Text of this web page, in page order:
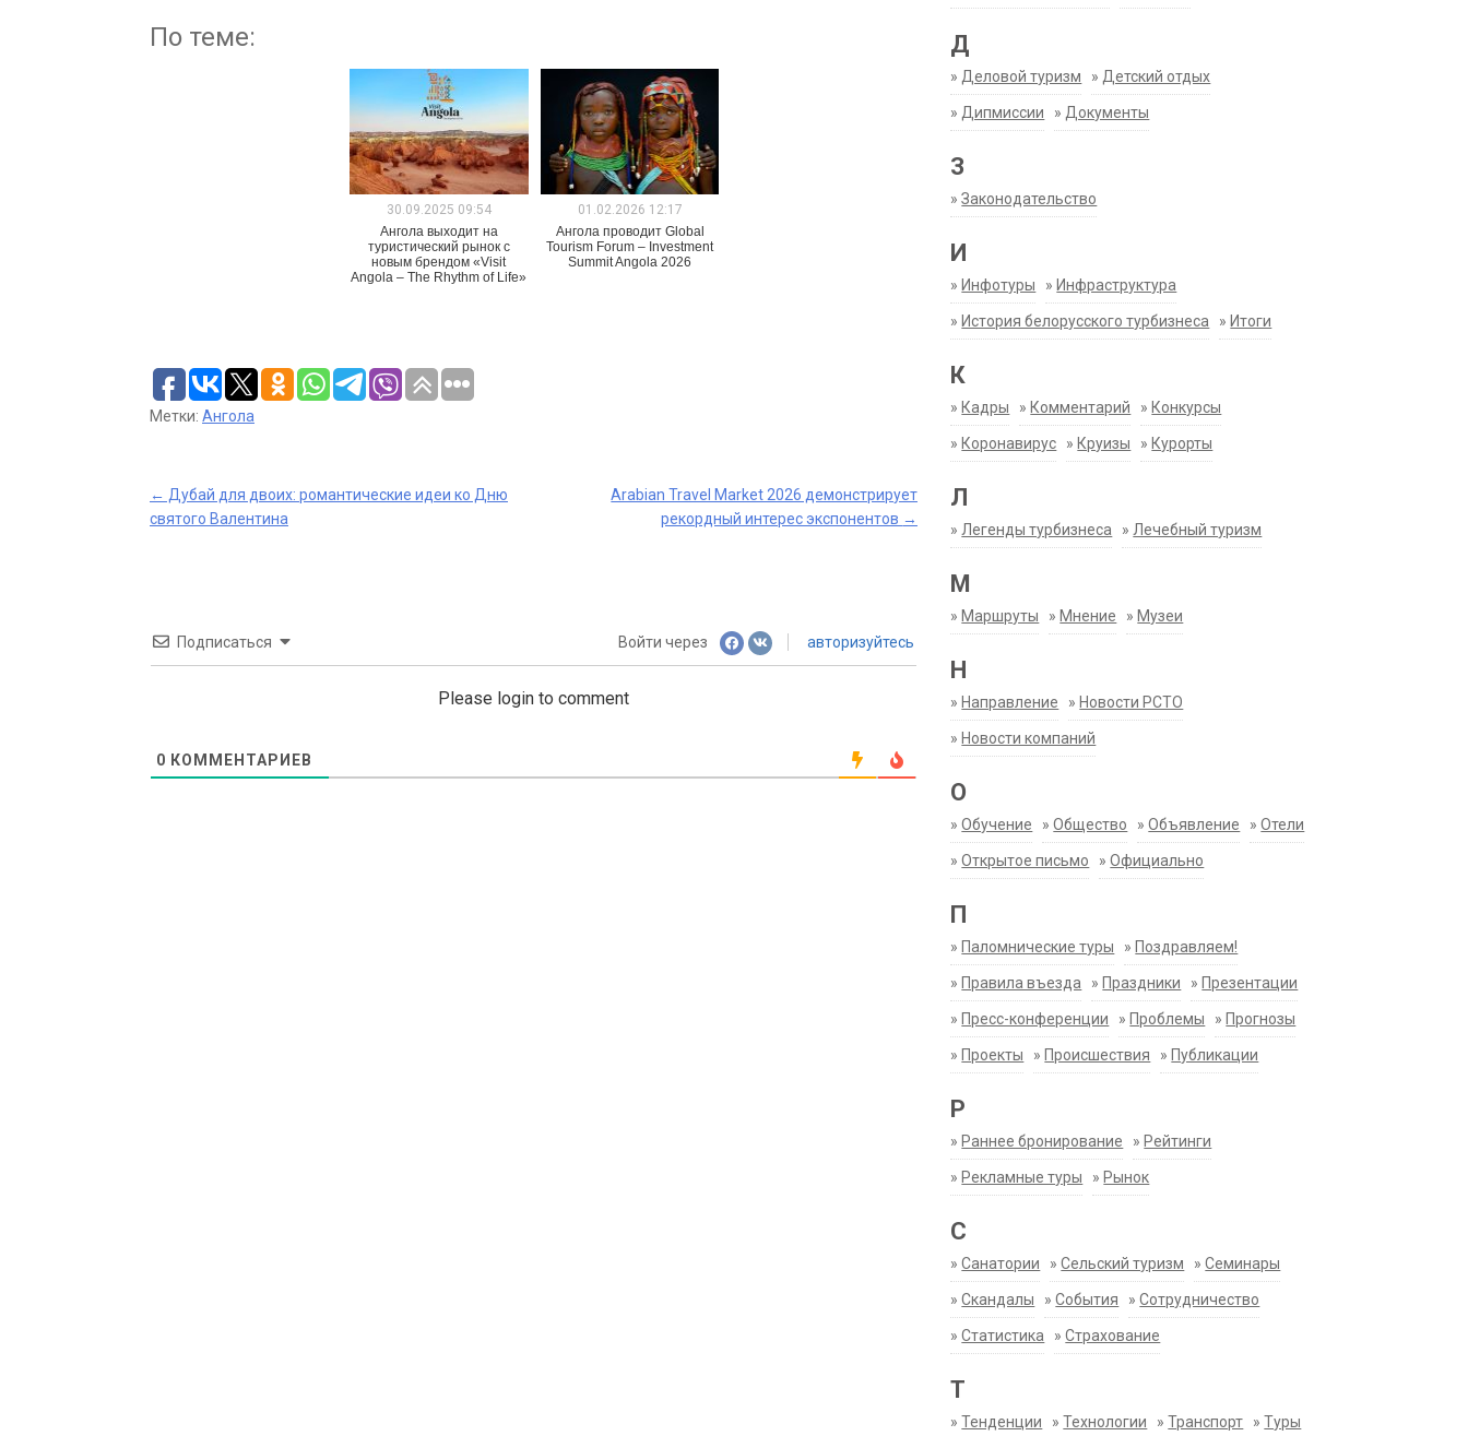
По теме:
30.09.2025 09:54
Ангола выходит на
туристический рынок с
новым брендом «Visit
Angola – The Rhythm of Life»
01.02.2026 12:17
Ангола проводит Global
Tourism Forum – Investment
Summit Angola 2026
Метки: Ангола
Post
← Дубай для двоих: романтические идеи ко Дню
святого Валентина
Arabian Travel Market 2026 демонстрирует
рекордный интерес экспонентов →
Подписаться Войти через авторизуйтесь
Please login to comment
0 КОММЕНТАРИЕВ
Д
» Деловой туризм » Детский отдых
» Дипмиссии » Документы
З
»Законодательство
И
» Инфотуры » Инфраструктура
» История белорусского турбизнеса » Итоги
К
» Кадры » Комментарий » Конкурсы
» Коронавирус » Круизы » Курорты
Л
» Легенды турбизнеса » Лечебный туризм
М
» Маршруты » Мнение » Музеи
Н
» Направление » Новости РСТО
» Новости компаний
О
»Обучение »Общество »Объявление »Отели
»Открытое письмо »Официально
П
» Паломнические туры » Поздравляем!
» Правила въезда » Праздники » Презентации
» Пресс-конференции » Проблемы » Прогнозы
» Проекты » Происшествия » Публикации
Р
» Раннее бронирование » Рейтинги
» Рекламные туры » Рынок
С
»Санатории »Сельский туризм »Семинары
»Скандалы »События »Сотрудничество
»Статистика »Страхование
Т
»Тенденции »Технологии »Транспорт »Туры